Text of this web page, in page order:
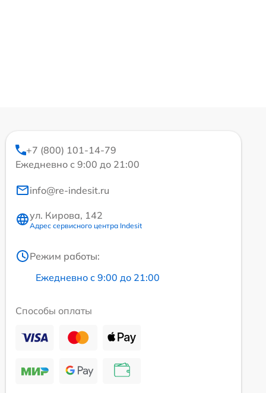
+7 (800) 101-14-79
Ежедневно с 9:00 до 21:00
info@re-indesit.ru
ул. Кирова, 142
Адрес сервисного центра Indesit
Режим работы:
Ежедневно с 9:00 до 21:00
Способы оплаты